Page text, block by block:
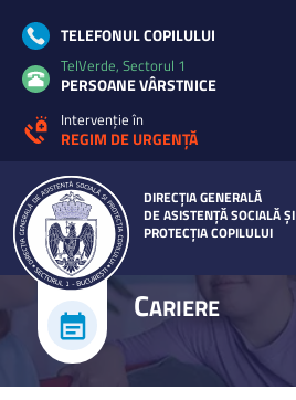
DIRECȚIA GENERALĂ
DE ASISTENȚĂ SOCIALĂ ȘI
PROTECȚIA COPILULUI
TELEFONUL COPILULUI
TelVerde, Sectorul 1
PERSOANE VÂRSTNICE
Intervenție în
REGIM DE URGENȚĂ
CARIERE